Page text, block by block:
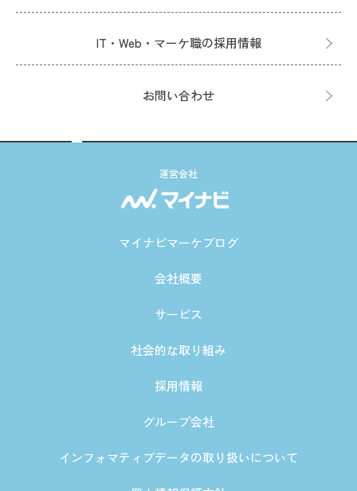
IT・Web・マーケ職の採用情報
お問い合わせ
運営会社
マイナビマーケブログ
会社概要
サービス
社会的な取り組み
採用情報
グループ会社
インフォマティブデータの取り扱いについて